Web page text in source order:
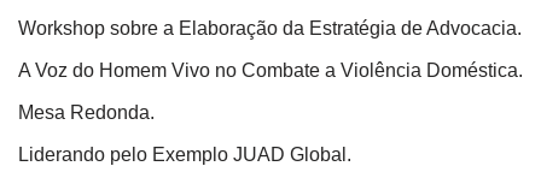
Workshop sobre a Elaboração da Estratégia de Advocacia.
A Voz do Homem Vivo no Combate a Violência Doméstica.
Mesa Redonda.
Liderando pelo Exemplo JUAD Global.